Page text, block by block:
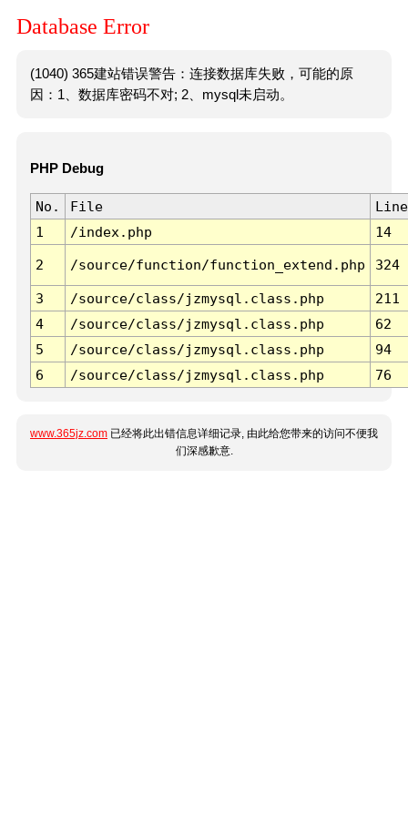
Database Error
(1040) 365建站错误警告：连接数据库失败，可能的原
因：1、数据库密码不对; 2、mysql未启动。
PHP Debug
No. File
Line
1
/index.php 14
2 /source/function/function_extend.php 324
3 /source/class/jzmysql.class.php
211
4
/source/class/jzmysql.class.php
62
5
/source/class/jzmysql.class.php
94
6
/source/class/jzmysql.class.php 76
www.365jz.com 已经将此出错信息详细记录, 由此给您带来的访问不便我
们深感歉意.